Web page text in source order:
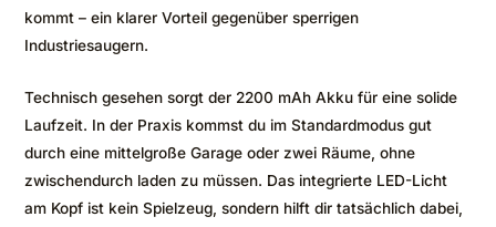
kommt – ein klarer Vorteil gegenüber sperrigen
Industriesaugern.
Technisch gesehen sorgt der 2200 mAh Akku für eine solide
Laufzeit. In der Praxis kommst du im Standardmodus gut
durch eine mittelgroße Garage oder zwei Räume, ohne
zwischendurch laden zu müssen. Das integrierte LED-Licht
am Kopf ist kein Spielzeug, sondern hilft dir tatsächlich dabei,